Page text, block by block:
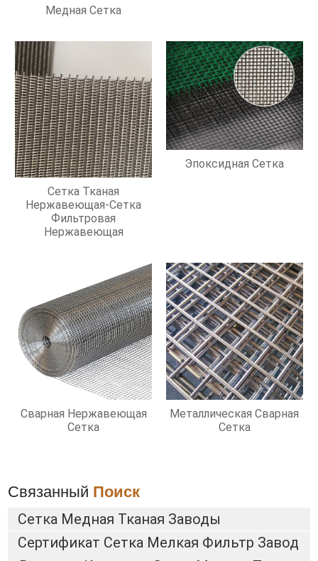
Медная Сетка
Сетка Тканая
Нержавеющая-Сетка
Фильтровая
Нержавеющая
Эпоксидная Сетка
Сварная Нержавеющая
Сетка
Металлическая Сварная
Сетка
Связанный Поиск
Сетка Медная Тканая Заводы
Сертификат Сетка Мелкая Фильтр Завод